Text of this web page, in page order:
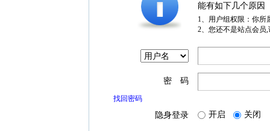
能有如下几个原因
1、用户组权限：你所
2、您还不是站点会员
密 码
找回密码
隐身登录 开启 关闭